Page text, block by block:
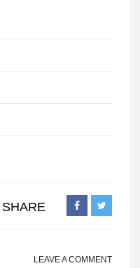
SHARE
LEAVE A COMMENT